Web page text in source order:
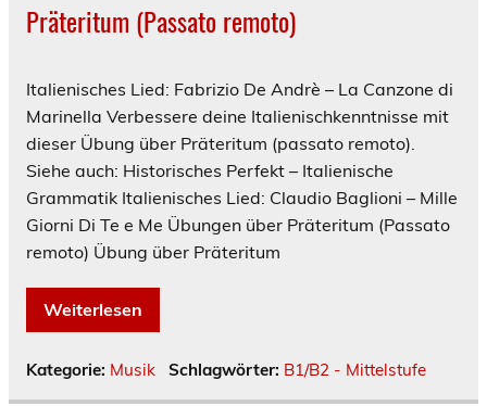
Präteritum (Passato remoto)
Italienisches Lied: Fabrizio De Andrè – La Canzone di
Marinella Verbessere deine Italienischkenntnisse mit
dieser Übung über Präteritum (passato remoto).
Siehe auch: Historisches Perfekt – Italienische
Grammatik Italienisches Lied: Claudio Baglioni – Mille
Giorni Di Te e Me Übungen über Präteritum (Passato
remoto) Übung über Präteritum
Weiterlesen
Kategorie: Musik Schlagwörter: B1/B2 - Mittelstufe